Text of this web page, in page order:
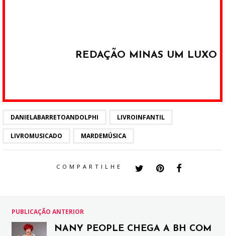
REDAÇÃO MINAS UM LUXO
DANIELABARRETOANDOLPHI LIVROINFANTIL
LIVROMUSICADO MARDEMÚSICA
COMPARTILHE
PUBLICAÇÃO ANTERIOR
NANY PEOPLE CHEGA A BH COM